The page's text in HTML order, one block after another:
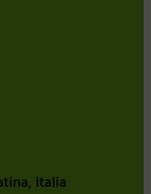
Italia